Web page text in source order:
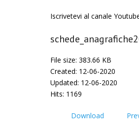
Iscrivetevi al canale
File size: 383.66 KB
Created: 12-06-2020
Updated: 12-06-2020
Hits: 1169
Download